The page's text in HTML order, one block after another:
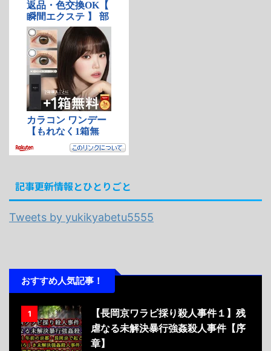
記事更新情報とひとりごと
Tweets by yukikyabetu5555
おすすめ人気記事！
1
【長岡京ワラビ採り殺人事件１】残
虐なる未解決暴行強姦殺人事件【序
章】